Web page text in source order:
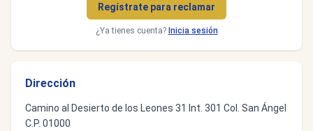
Regístrate para reclamar
¿Ya tienes cuenta? Inicia sesión
Dirección
Camino al Desierto de los Leones 31 Int. 301 Col. San Ángel
C.P. 01000